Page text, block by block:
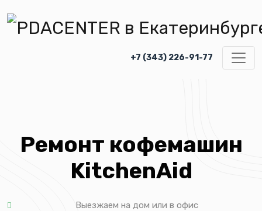
+7 (343) 226-91-77
Ремонт кофемашин
KitchenAid
Выезжаем на дом или в офис